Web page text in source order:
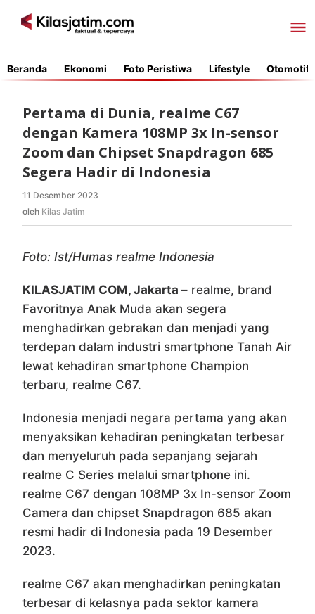
Beranda Ekonomi Foto Peristiwa Lifestyle Otomotif
Pertama di Dunia, realme C67
dengan Kamera 108MP 3x In-sensor
Zoom dan Chipset Snapdragon 685
Segera Hadir di Indonesia
11 Desember 2023
oleh Kilas Jatim
Foto: Ist/Humas realme Indonesia
KILASJATIM COM, Jakarta – realme, brand
Favoritnya Anak Muda akan segera
menghadirkan gebrakan dan menjadi yang
terdepan dalam industri smartphone Tanah Air
lewat kehadiran smartphone Champion
terbaru, realme C67.
Indonesia menjadi negara pertama yang akan
menyaksikan kehadiran peningkatan terbesar
dan menyeluruh pada sepanjang sejarah
realme C Series melalui smartphone ini.
realme C67 dengan 108MP 3x In-sensor Zoom
Camera dan chipset Snapdragon 685 akan
resmi hadir di Indonesia pada 19 Desember
2023.
realme C67 akan menghadirkan peningkatan
terbesar di kelasnya pada sektor kamera